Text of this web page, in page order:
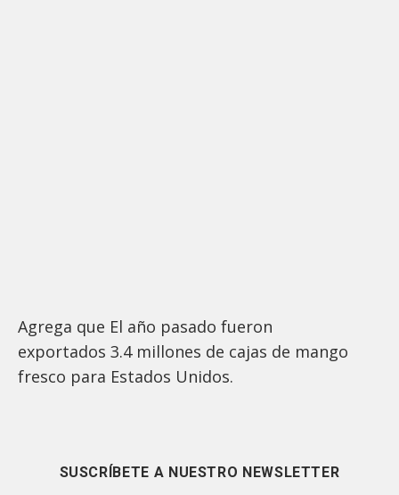
Agrega que El año pasado fueron
exportados 3.4 millones de cajas de mango
fresco para Estados Unidos.
SUSCRÍBETE A NUESTRO NEWSLETTER